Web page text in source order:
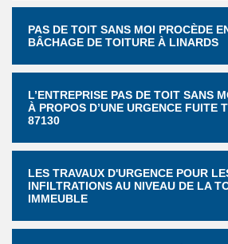
PAS DE TOIT SANS MOI PROCÈDE
BÂCHAGE DE TOITURE À LINARDS
L’ENTREPRISE PAS DE TOIT SANS
À PROPOS D’UNE URGENCE FUITE
87130
LES TRAVAUX D'URGENCE POUR
INFILTRATIONS AU NIVEAU DE LA
IMMEUBLE